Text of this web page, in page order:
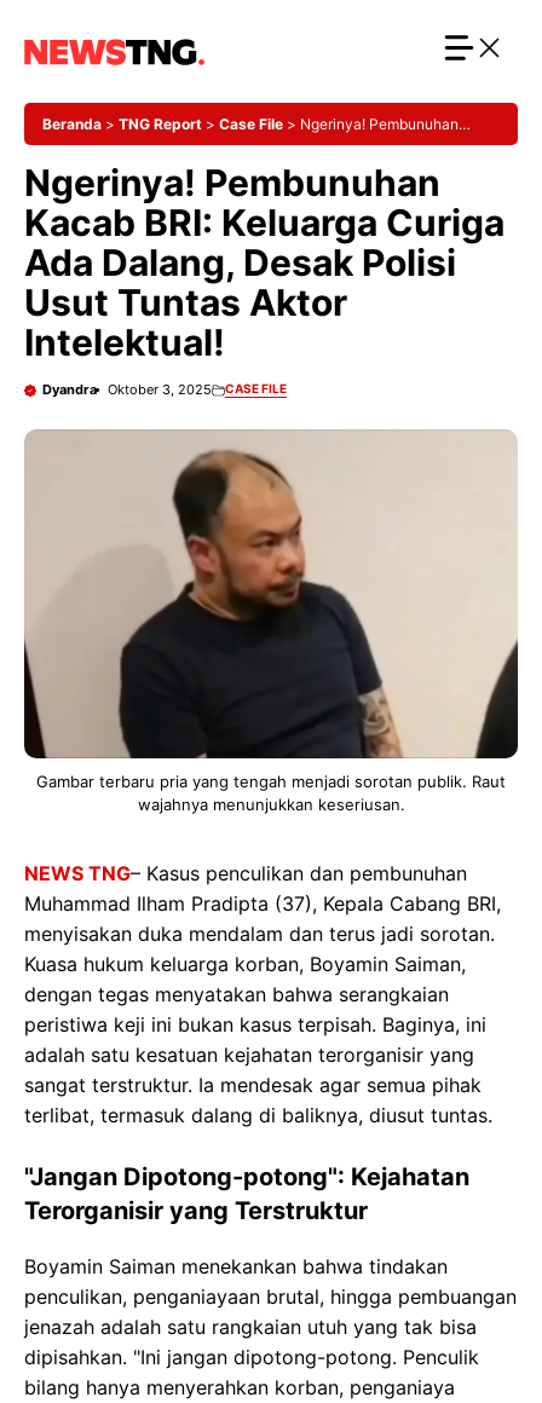
Beranda > TNG Report > Case File > Ngerinya! Pembunuhan
Aktor Intelektual!
Ngerinya! Pembunuhan
Kacab BRI: Keluarga Curiga
Ada Dalang, Desak Polisi
Usut Tuntas Aktor
Intelektual!
Dyandra Oktober 3, 2025 CASE FILE
Gambar terbaru pria yang tengah menjadi sorotan publik. Raut
wajahnya menunjukkan keseriusan.
NEWS TNG– Kasus penculikan dan pembunuhan
Muhammad Ilham Pradipta (37), Kepala Cabang BRI,
menyisakan duka mendalam dan terus jadi sorotan.
Kuasa hukum keluarga korban, Boyamin Saiman,
dengan tegas menyatakan bahwa serangkaian
peristiwa keji ini bukan kasus terpisah. Baginya, ini
adalah satu kesatuan kejahatan terorganisir yang
sangat terstruktur. Ia mendesak agar semua pihak
terlibat, termasuk dalang di baliknya, diusut tuntas.
"Jangan Dipotong-potong": Kejahatan
Terorganisir yang Terstruktur
Boyamin Saiman menekankan bahwa tindakan
penculikan, penganiayaan brutal, hingga pembuangan
jenazah adalah satu rangkaian utuh yang tak bisa
dipisahkan. "Ini jangan dipotong-potong. Penculik
bilang hanya menyerahkan korban, penganiaya